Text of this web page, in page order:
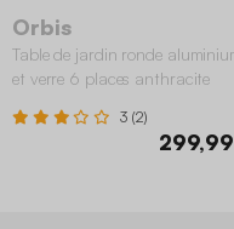
Orbis
Table de jardin ronde
et verre 6 places anthracite
3 (2)